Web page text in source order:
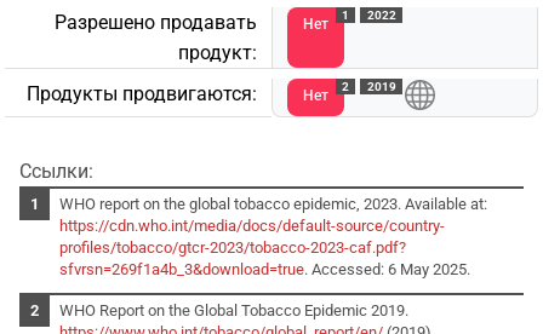
Разрешено продавать
продукт:
Нет
1 2022
Продукты продвигаются: Нет
2 2019
Ссылки:
WHO report on the global tobacco epidemic, 2023. Available at:
https://cdn.who.int/media/docs/default-source/country-
profiles/tobacco/gtcr-2023/tobacco-2023-caf.pdf?
sfvrsn=269f1a4b_3&download=true. Accessed: 6 May 2025.
WHO Report on the Global Tobacco Epidemic 2019.